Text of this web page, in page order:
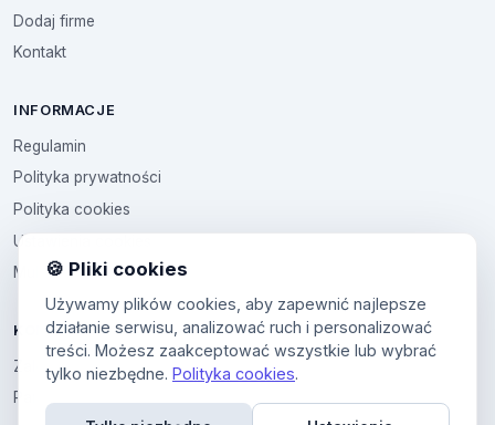
Dodaj firme
Kontakt
INFORMACJE
Regulamin
Polityka prywatności
Polityka cookies
Ustawienia cookies
Multikod
KONTO
Zaloguj sie
Panel uzytkownika
🍪 Pliki cookies
Używamy plików cookies, aby zapewnić najlepsze
działanie serwisu, analizować ruch i personalizować
treści. Możesz zaakceptować wszystkie lub wybrać
tylko niezbędne. Polityka cookies.